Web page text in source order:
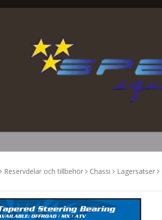
Reservdelar och tillbehör Chassi Lagersatser